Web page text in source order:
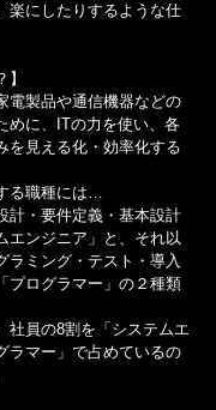
楽にしたりするような仕
電製品や通信機器などの
めに、ITの力を使い、各
を見える化・効率化する
る職種には…
計・要件定義・基本設計
エンジニア」と、それ以
ラミング・テスト・導入
プログラマー」の２種類
社員の8割を「システムエ
ラマー」で占めているの